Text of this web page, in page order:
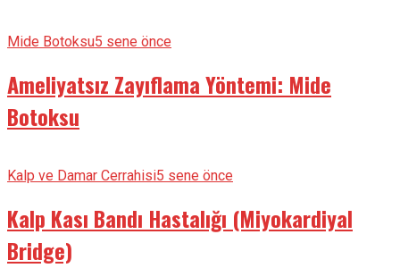
Mide Botoksu5 sene önce
Ameliyatsız Zayıflama Yöntemi: Mide
Botoksu
Kalp ve Damar Cerrahisi5 sene önce
Kalp Kası Bandı Hastalığı (Miyokardiyal
Bridge)